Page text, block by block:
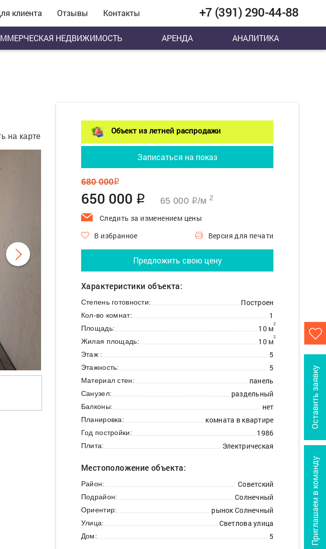
клиента Отзывы Контакты +7 (391) 290-44-88
НЕДВИЖИМОСТЬ АРЕНДА АНАЛИТИКА
Приглашаем в команду
Оставить заявку
на карте
Объект из летней распродажи
Записаться на показ
680 000q
650 000 q 65 000 q/м2
Следить за изменением цены
В избранное
Версия для печати
Предложить свою цену
Характеристики объекта:
Степень готовности: Построен
Кол-во комнат: 1
Площадь: 10 м2
Жилая площадь: 10 м2
Этаж : 5
Этажность: 5
Материал стен: панель
Санузел: раздельный
Балконы: нет
Планировка: комната в квартире
Год постройки: 1986
Плита: Электрическая
Местоположение объекта:
Район: Советский
Подрайон: Солнечный
Ориентир: рынок Солнечный
Улица: Светлова улица
Дом: 5